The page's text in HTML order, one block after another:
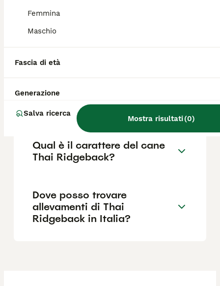
Femmina
Maschio
Fascia di età
Generazione
Salva ricerca
Mostra risultati(0)
cane da guardia e scorta per i carri.
Ridgeback?
Quanto costa un cucciolo di
Bangkaew della Thailandia?
Qual è il carattere del cane
Thai Ridgeback?
Dove posso trovare
allevamenti di Thai
Ridgeback in Italia?